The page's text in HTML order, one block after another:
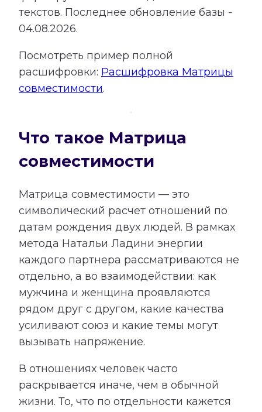
текстов. Последнее обновление базы -
04.08.2026.
Посмотреть пример полной
расшифровки: Расшифровка Матрицы
совместимости.
Что такое Матрица
совместимости
Матрица совместимости — это
символический расчет отношений по
датам рождения двух людей. В рамках
метода Натальи Ладини энергии
каждого партнера рассматриваются не
отдельно, а во взаимодействии: как
мужчина и женщина проявляются
рядом друг с другом, какие качества
усиливают союз и какие темы могут
вызывать напряжение.
В отношениях человек часто
раскрывается иначе, чем в обычной
жизни. То, что по отдельности кажется